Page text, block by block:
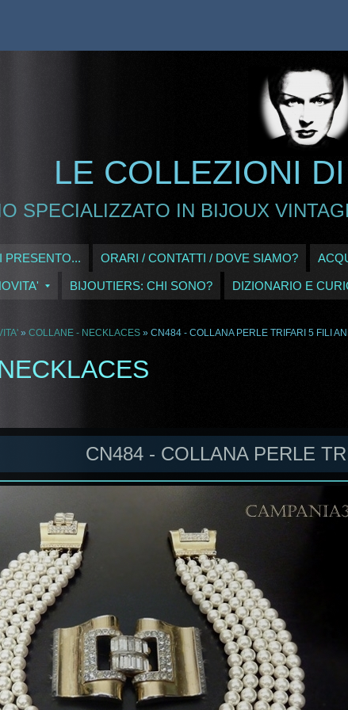
LE COLLEZIONI
SPECIALIZZATO IN BIJOUX
PRESENTO... ORARI / CONTATTI / DOVE SIAMO?
BIJOUTIERS: CHI SONO? DIZIONARIO E
» COLLANE - NECKLACES » CN484 - COLLANA PERLE TRIFARI 5 FILI
CN484 - COLLANA PERLE